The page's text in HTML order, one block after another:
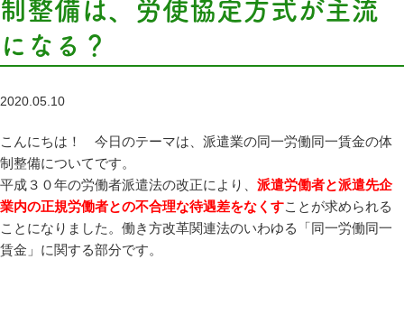
になる？
2020.05.10
こんにちは！ 今日のテーマは、派遣業の同一労働同一賃金の体
制整備についてです。
平成３０年の労働者派遣法の改正により、 派遣労働者と派遣先企
業内の正規労働者との不合理な待遇差をなくすことが求められる
ことになりました。働き方改革関連法のいわゆる「同一労働同一
賃金」に関する部分です。